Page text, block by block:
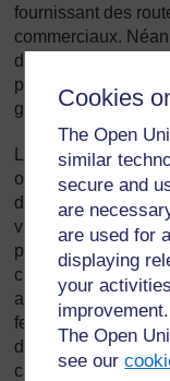
Cookies
The Open
similar
secure and
are
are used for
displaying
your
The Open
see our
fournissant des
commerciaux.
de ces ressources
population à
générations à venir.
Le tiers du
ont constitué sites
du territoire est
vivent la plupart
pas à se soucier de
chaque année les
agricoles et les
fermiers récoltaient
d'importantes
calcaire exploités